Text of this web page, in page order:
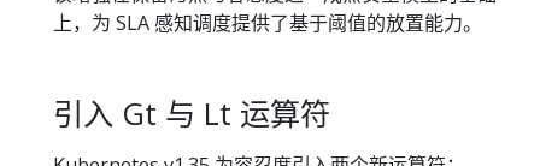
上，为 SLA 感知调度提供了基于阈值的放置能力。
引入 Gt 与 Lt 运算符